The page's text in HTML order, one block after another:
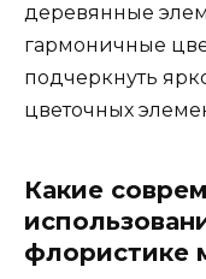
деревянные
гармоничные
подчеркнуть
цветочных
Какие
флористике